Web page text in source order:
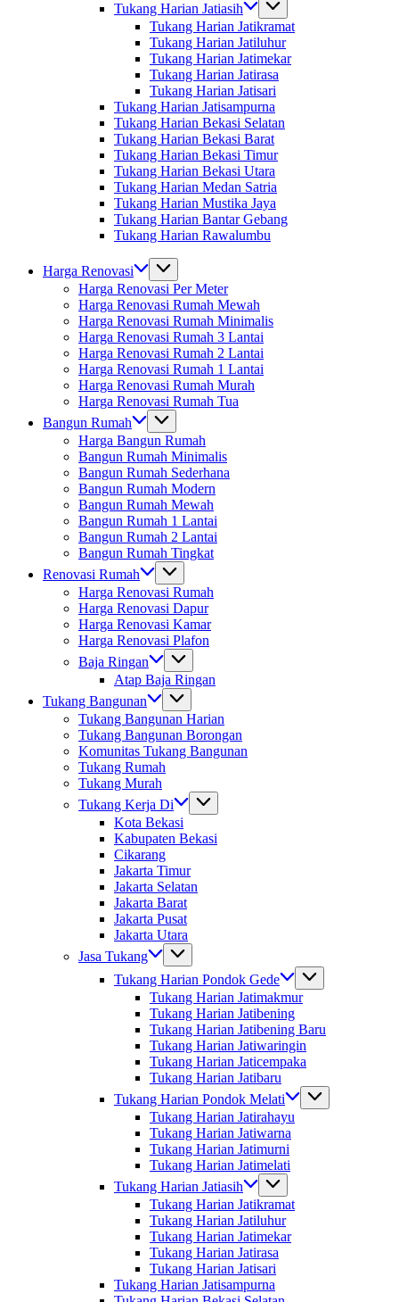
Tukang Harian Jatiasih
Tukang Harian Jatikramat
Tukang Harian Jatiluhur
Tukang Harian Jatimekar
Tukang Harian Jatirasa
Tukang Harian Jatisari
Tukang Harian Jatisampurna
Tukang Harian Bekasi Selatan
Tukang Harian Bekasi Barat
Tukang Harian Bekasi Timur
Tukang Harian Bekasi Utara
Tukang Harian Medan Satria
Tukang Harian Mustika Jaya
Tukang Harian Bantar Gebang
Tukang Harian Rawalumbu
Harga Renovasi
Harga Renovasi Per Meter
Harga Renovasi Rumah Mewah
Harga Renovasi Rumah Minimalis
Harga Renovasi Rumah 3 Lantai
Harga Renovasi Rumah 2 Lantai
Harga Renovasi Rumah 1 Lantai
Harga Renovasi Rumah Murah
Harga Renovasi Rumah Tua
Bangun Rumah
Harga Bangun Rumah
Bangun Rumah Minimalis
Bangun Rumah Sederhana
Bangun Rumah Modern
Bangun Rumah Mewah
Bangun Rumah 1 Lantai
Bangun Rumah 2 Lantai
Bangun Rumah Tingkat
Renovasi Rumah
Harga Renovasi Rumah
Harga Renovasi Dapur
Harga Renovasi Kamar
Harga Renovasi Plafon
Baja Ringan
Atap Baja Ringan
Tukang Bangunan
Tukang Bangunan Harian
Tukang Bangunan Borongan
Komunitas Tukang Bangunan
Tukang Rumah
Tukang Murah
Tukang Kerja Di
Kota Bekasi
Kabupaten Bekasi
Cikarang
Jakarta Timur
Jakarta Selatan
Jakarta Barat
Jakarta Pusat
Jakarta Utara
Jasa Tukang
Tukang Harian Pondok Gede
Tukang Harian Jatimakmur
Tukang Harian Jatibening
Tukang Harian Jatibening Baru
Tukang Harian Jatiwaringin
Tukang Harian Jaticempaka
Tukang Harian Jatibaru
Tukang Harian Pondok Melati
Tukang Harian Jatirahayu
Tukang Harian Jatiwarna
Tukang Harian Jatimurni
Tukang Harian Jatimelati
Tukang Harian Jatiasih
Tukang Harian Jatikramat
Tukang Harian Jatiluhur
Tukang Harian Jatimekar
Tukang Harian Jatirasa
Tukang Harian Jatisari
Tukang Harian Jatisampurna